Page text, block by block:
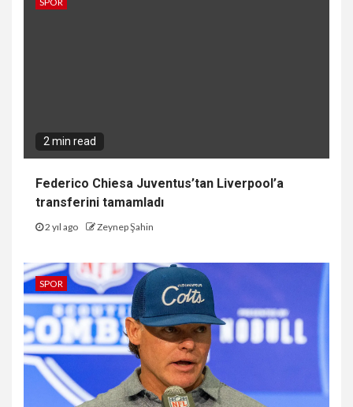
2 min read
Federico Chiesa Juventus’tan Liverpool’a
transferini tamamladı
2 yıl ago Zeynep Şahin
SPOR